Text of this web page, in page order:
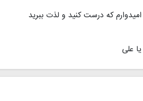
امیدوارم که درست کنید و لذت ببرید
یا علی